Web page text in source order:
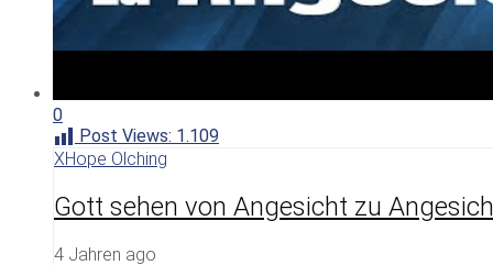
0
Post Views: 1.109
XHope Olching
Gott sehen von Angesicht zu
4 Jahren ago